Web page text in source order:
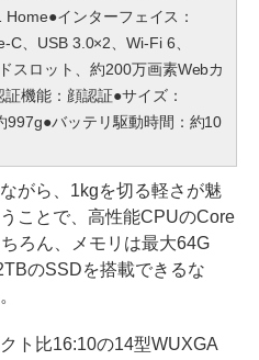
インターフェイス：
、USB 3.0×2、Wi-Fi 6、
スロット、約200万画素Webカ
機能：顔認証●サイズ：
バッテリ駆動時間：約10
がら、1kgを切る軽さが魅
ことで、高性能CPUのCore
ろん、メモリは最大64G
のSSDを搭載できるな
ト比16:10の14型WUXGA